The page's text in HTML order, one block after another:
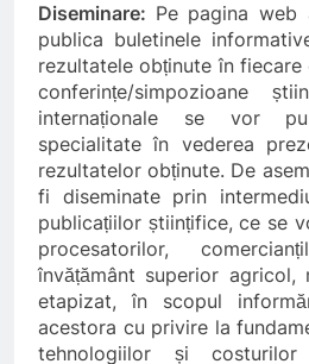
Diseminare: Pe pagina
publica buletinele
rezultatele obținute în
conferințe/simpozioane
internaționale se vor
specialitate în vederea
rezultatelor obținute. De
fi diseminate prin
publicațiilor științifice, ce se
procesatorilor,
învățământ superior agricol,
etapizat, în scopul
acestora cu privire la
tehnologiilor și